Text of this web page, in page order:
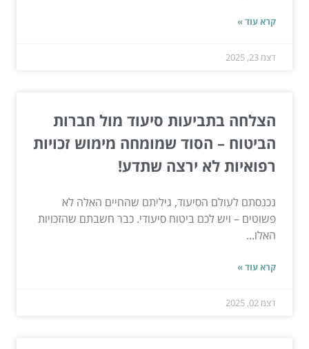
קרא עוד »
דצמ 23, 2025
הצלחה בתביעות סיעוד מול חברות
הביטוח – הסוד שמומחה מימוש זכויות
רפואיות לא ירצה שתדע!
נכנסתם לעולם הסיעוד, גיליתם שהחיים האלה לא
פשוטים – ויש לכם ביטוח סיעודי. כבר חשבתם שהזכויות
האלו...
קרא עוד »
דצמ 02, 2025